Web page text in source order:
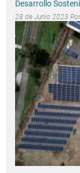
Desarrollo
28 de Junio 2023